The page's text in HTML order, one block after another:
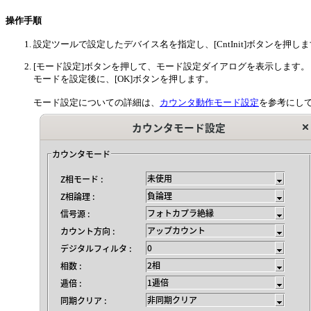
操作手順
設定ツールで設定したデバイス名を指定し、[CntInit]ボタンを押しま
[モード設定]ボタンを押して、モード設定ダイアログを表示します。
モードを設定後に、[OK]ボタンを押します。
モード設定についての詳細は、 カウンタ動作モード設定を参考にし